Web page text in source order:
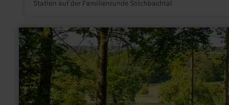
Station auf der Familienrunde Solchbachtal
mehr
erfahren
zu:
Vichtbach
–
vom
Lebensraum
zur
Naturgewalt